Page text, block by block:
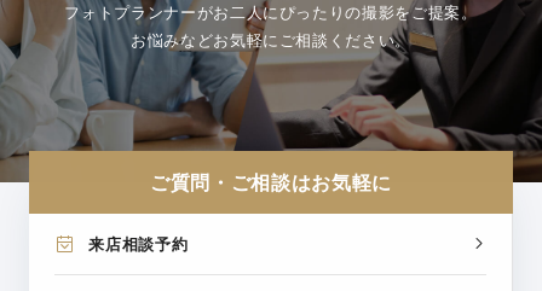
フォトプランナーがお二人にぴったりの撮影をご提案。
お悩みなどお気軽にご相談ください。
ご質問・ご相談はお気軽に
来店相談予約